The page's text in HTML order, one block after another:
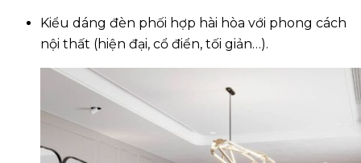
Kiểu dáng đèn phối hợp hài hòa với phong cách
nội thất (hiện đại, cổ điển, tối giản…).